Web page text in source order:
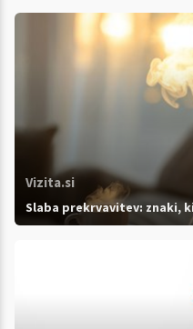
Vizita.si
Slaba prekrvavitev: znaki,